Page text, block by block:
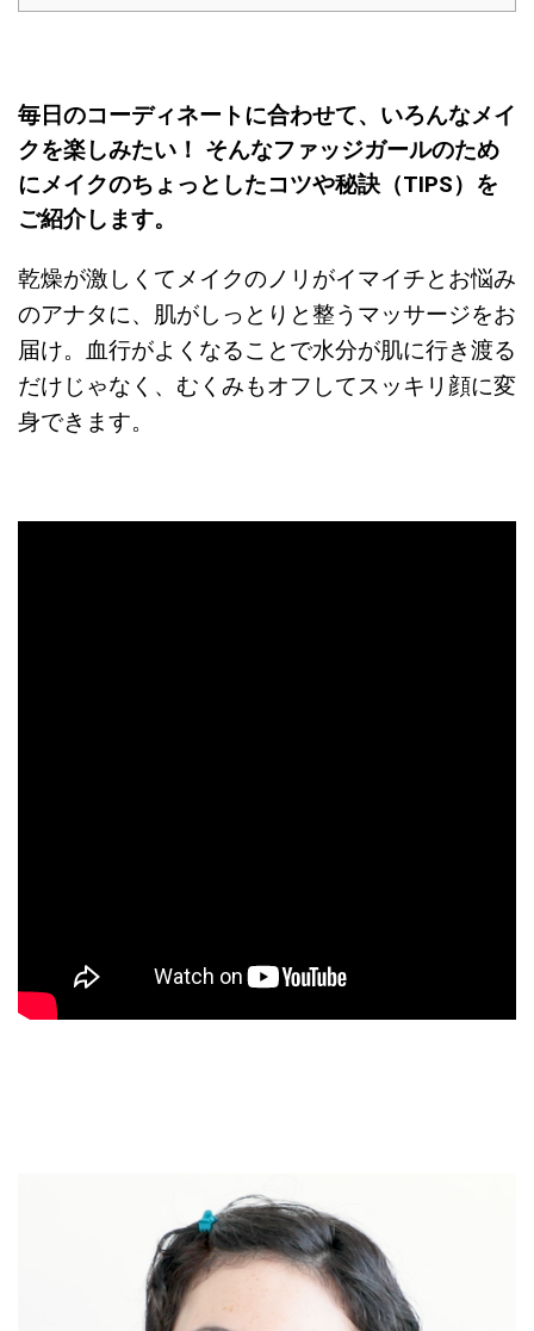
毎日のコーディネートに合わせて、いろんなメイ
クを楽しみたい！ そんなファッジガールのため
にメイクのちょっとしたコツや秘訣（TIPS）を
ご紹介します。
乾燥が激しくてメイクのノリがイマイチとお悩み
のアナタに、肌がしっとりと整うマッサージをお
届け。血行がよくなることで水分が肌に行き渡る
だけじゃなく、むくみもオフしてスッキリ顔に変
身できます。